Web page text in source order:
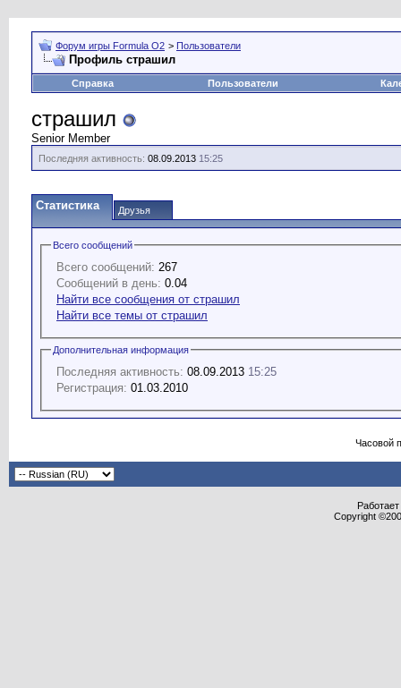
Форум игры Formula O2 > Пользователи
Профиль страшил
Справка Пользователи
страшил
Senior Member
Последняя активность: 08.09.2013 15:25
Статистика Друзья
Всего сообщений
Всего сообщений: 267
Сообщений в день: 0.04
Найти все сообщения от страшил
Найти все темы от страшил
Дополнительная информация
Последняя активность: 08.09.2013 15:25
Регистрация: 01.03.2010
Часовой
Copyright